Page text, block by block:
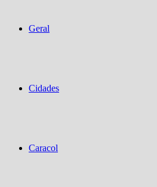
Geral
Cidades
Caracol